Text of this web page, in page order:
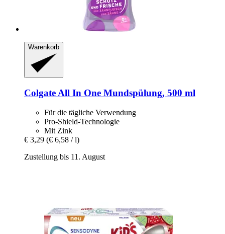
Warenkorb
Colgate All In One Mundspülung, 500 ml
Für die tägliche Verwendung
Pro-Shield-Technologie
Mit Zink
€ 3,29 (€ 6,58 / l)
Zustellung bis 11. August